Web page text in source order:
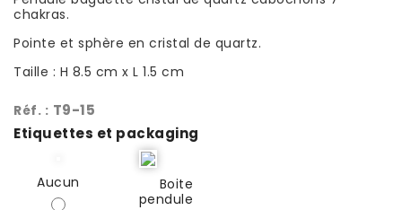
chakras.
Pointe et sphère en cristal de quartz.
Taille : H 8.5 cm x L 1.5 cm
Réf. : T9-15
Etiquettes et packaging
Aucun
Boite
pendule